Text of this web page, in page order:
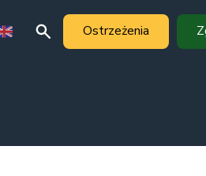
Ostrzeżenia